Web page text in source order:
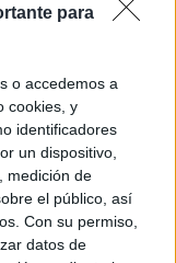
para
o accedemos a
cookies, y
identificadores
un dispositivo,
medición de
el público, así
Con su permiso,
datos de